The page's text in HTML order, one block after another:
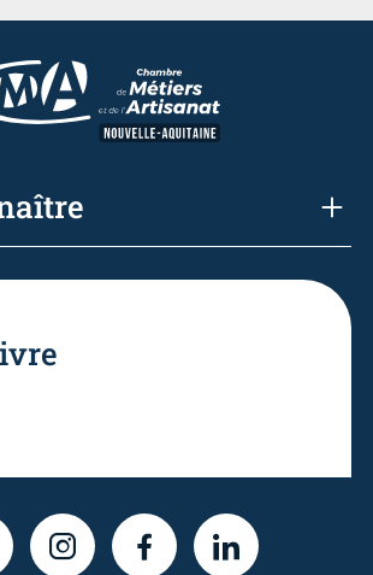
INSTAGRAMFACEBOOKLINKEDIN